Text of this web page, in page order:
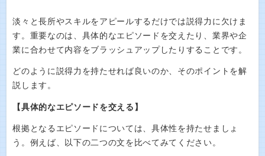
淡々と長所やスキルをアピールするだけでは説得力に欠けま
す。重要なのは、具体的なエピソードを交えたり、業界や企
業に合わせて内容をブラッシュアップしたりすることです。
どのように説得力を持たせれば良いのか、そのポイントを解
説します。
【具体的なエピソードを交える】
根拠となるエピソードについては、具体性を持たせましょ
う。例えば、以下の二つの文を比べてみてください。